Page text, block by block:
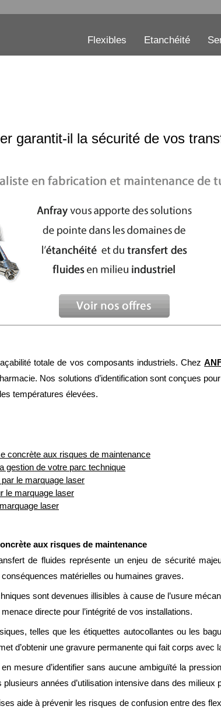
Flexibles Etanchéité
garantit-il la sécurité de vos
totale de vos composants industriels. Chez
Nos solutions d’identification sont conçues
températures élevées.
concrète aux risques de maintenance
gestion de votre parc technique
le marquage laser
le marquage laser
laser
aux risques de maintenance
de fluides représente un enjeu de sécurité
matérielles ou humaines graves.
sont devenues illisibles à cause de l’usure
directe pour l’intégrité de vos installations.
telles que les étiquettes autocollantes ou les
d’obtenir une gravure permanente qui fait corps avec
mesure d’identifier sans aucune ambiguïté la
années d’utilisation intensive dans des milieux
aide à prévenir les risques de confusion entre des